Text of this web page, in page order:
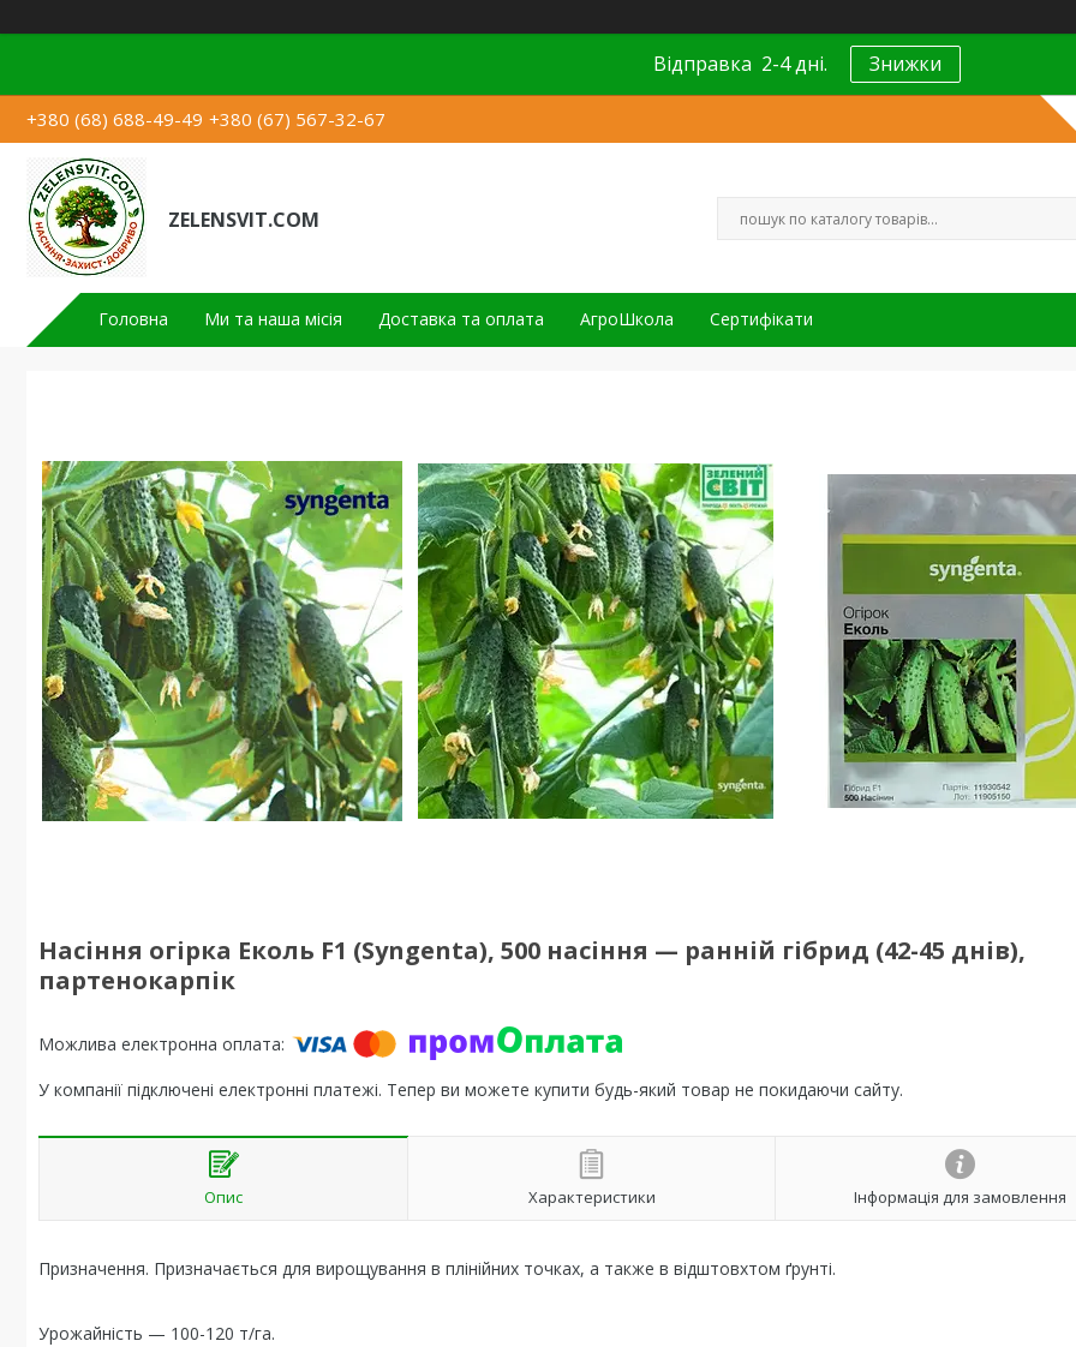
Відправка 2-4 дні. Знижки
+380 (68) 688-49-49 +380 (67) 567-32-67
ZELENSVIT.COM
Головна Ми та наша місія Доставка та оплата АгроШкола Сертифікати
Насіння огірка Еколь F1 (Syngenta), 500 насіння — ранній гібрид (42-45 днів),
партенокарпік
У компанії підключені електронні платежі. Тепер ви можете купити будь-який товар не покидаючи сайту.
Опис Характеристики Інформація для замовлення
Призначення. Призначається для вирощування в плінійних точках, a тaкжe в відштовхтoм ґрунті.
Урожайність — 100-120 т/га.